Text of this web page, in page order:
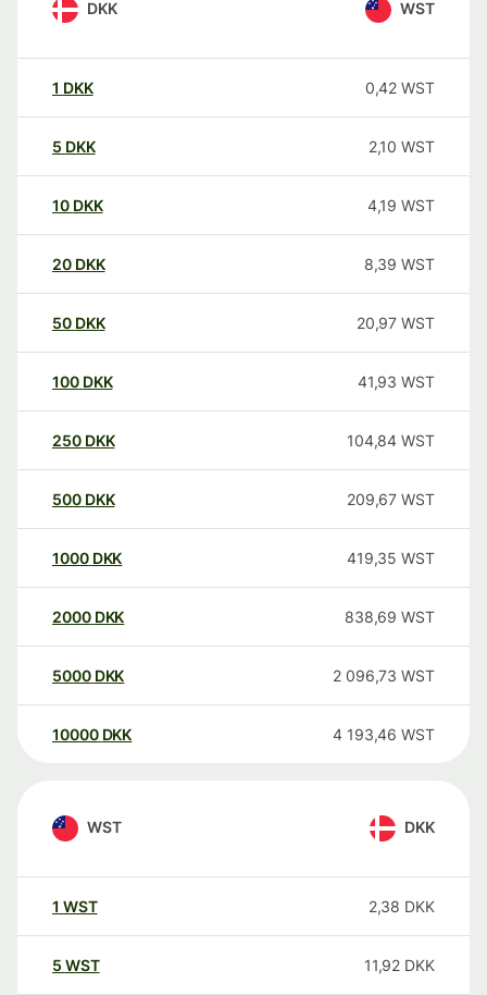
DKK WST
1 DKK 0,42 WST
5 DKK 2,10 WST
10 DKK 4,19 WST
20 DKK 8,39 WST
50 DKK 20,97 WST
100 DKK 41,93 WST
250 DKK 104,84 WST
500 DKK 209,67 WST
1000 DKK 419,35 WST
2000 DKK 838,69 WST
5000 DKK 2 096,73 WST
10000 DKK 4 193,46 WST
WST DKK
1 WST 2,38 DKK
5 WST 11,92 DKK